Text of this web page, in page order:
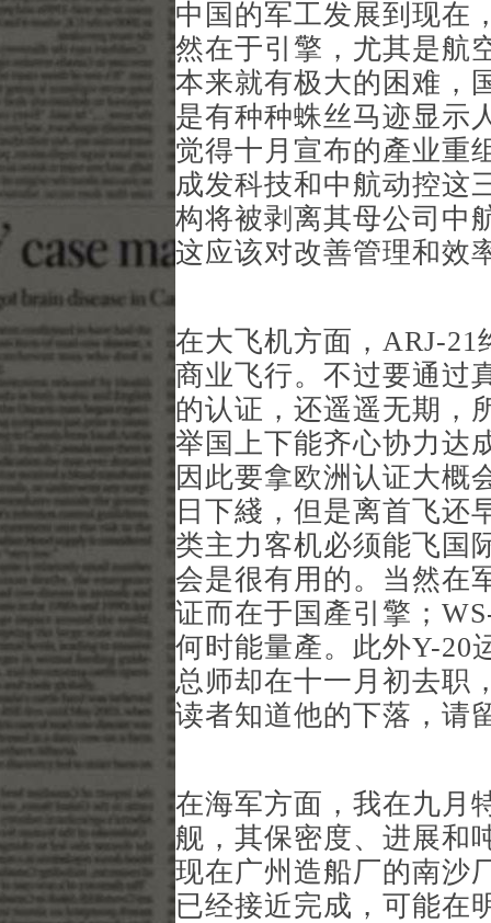
中国的军工发展到现在
然在于引擎，尤其是航
本来就有极大的困难，
是有种种蛛丝马迹显示
觉得十月宣布的產业重
成发科技和中航动控这
构将被剥离其母公司中
这应该对改善管理和效
在大飞机方面，ARJ-
商业飞行。不过要通过
的认证，还遥遥无期，
举国上下能齐心协力达
因此要拿欧洲认证大概
日下綫，但是离首飞还
类主力客机必须能飞国
会是很有用的。当然在
证而在于国產引擎；
何时能量產。此外Y-20
总师却在十一月初去职
读者知道他的下落，请
在海军方面，我在九月
舰，其保密度、进展和
现在广州造船厂的南沙
已经接近完成，可能在